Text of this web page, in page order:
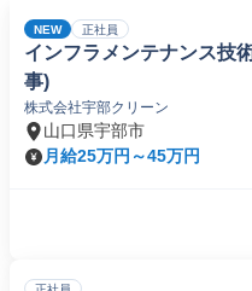
NEW 正社員
インフラメンテナンス技
事)
株式会社宇部クリーン
山口県宇部市
月給25万円～45万円